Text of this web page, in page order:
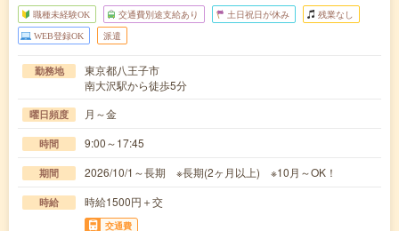
職種未経験OK 交通費別途支給あり 土日祝日が休み 残業なし
WEB登録OK 派遣
勤務地
東京都八王子市
南大沢駅から徒歩5分
曜日頻度 月～金
時間 9:00～17:45
期間 2026/10/1～長期 ※長期(2ヶ月以上) ※10月～OK！
時給 時給1500円＋交
交通費